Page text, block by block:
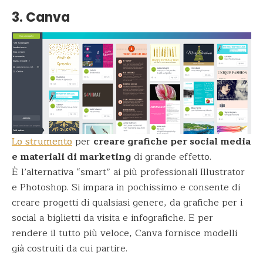
3. Canva
Lo strumentoper creare grafiche per social media
e materiali di marketingdi grande effetto.
È l’alternativa “smart” ai più professionali Illustrator
e Photoshop. Si impara in pochissimo e consente di
creare progetti di qualsiasi genere, da grafiche per i
social a biglietti da visita e infografiche. E per
rendere il tutto più veloce, Canva fornisce modelli
già costruiti da cui partire.